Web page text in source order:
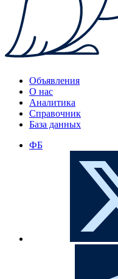
Объявления
О нас
Аналитика
Справочник
База данных
ФБ